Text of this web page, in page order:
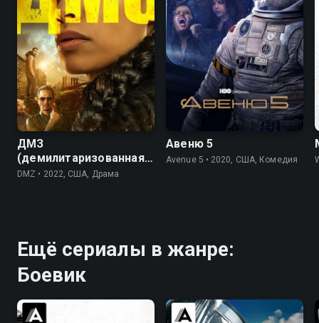
6.5 5.5
ДМЗ
(демилитаризованная
зона)
DMZ • 2022, США, Драма
6.9 6.7
Авеню 5
Avenue 5 • 2020, США, Комедия
Ещё сериалы в жанре:
Боевик